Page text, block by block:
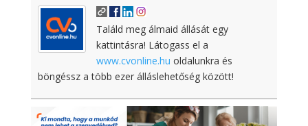
Találd meg álmaid állását egy
kattintásra! Látogass el a
www.cvonline.hu oldalunkra és
böngéssz a több ezer álláslehetőség között!